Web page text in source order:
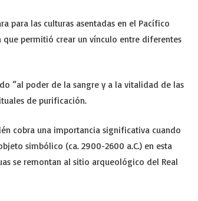
para las culturas asentadas en el Pacífico
que permitió crear un vínculo entre diferentes
“al poder de la sangre y a la vitalidad de las
de purificación.
cobra una importancia significativa cuando
simbólico (ca. 2900-2600 a.C.) en esta
se remontan al sitio arqueológico del Real